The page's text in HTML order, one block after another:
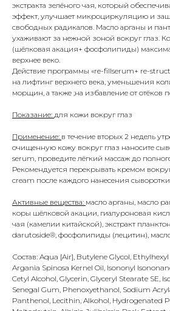
экстракта зелёного чая, который
эффект, улучшает микроциркуляцию и
свободных радикалов. Масло арганы и
ухаживают за нежной зоной вокруг глаз.
(шёлковая акация+ фосфолипиды)
верхнее веко.
Действие программы «re-fillserum+ re-
на лифтинг верхнего века, уменьшения
морщин, а также ;на избавление от отёков
Показание: для кожи вокруг глаз
Применение: в течение вторых 2 недель
очищенную кожу вокруг глаз наносите
serum, проведите лёгкий массаж до
Рекомендуется перекрывать кремом
cream после каждого нанесения
Активные вещества: масло арганы, масло
коры шёлковой акации, гиалуроновая
чая (камелии китайской), экстракт
darutoside®, фосфолипиды (лецитин), масло
Состав: Aqua [Air], Butylene Glycol,
Argania Spinosa Kernel Oil, Isononyl
Cetyl Alcohol, Glycerin, Glyceryl Stearate SE,
Senegal Gum, Phenoxyethanol, Sodium
Panthenol, Lecithin, Alkohol, Hydrogenated